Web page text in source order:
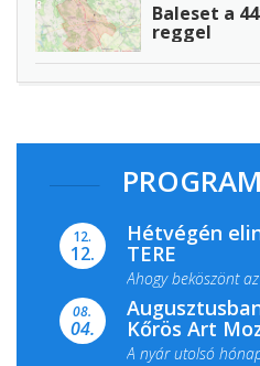
Baleset a
reggel
12.
12.
Hétvégén
TERE
Ahogy beköszönt
ismét megtelik
08.
04. Kőrös Art
A nyár utolsó